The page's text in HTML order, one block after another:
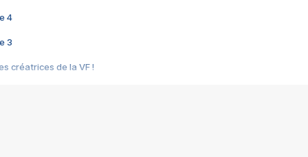
4
3
créatrices de la VF !